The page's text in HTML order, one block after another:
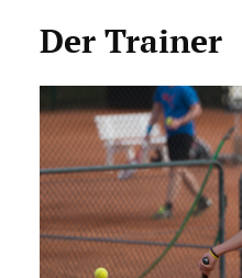
Mannschaften
Platzbelegung
Meldung Arbeitseinsatz
Download
Der Trainer